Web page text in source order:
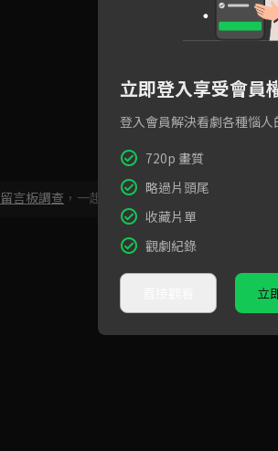
留言板調查 ，一起共創新版留言功能！
立即登入享受會員
登入會員解決看劇各種惱
720p 畫質
略過片頭尾
收藏片單
觀劇紀錄
立